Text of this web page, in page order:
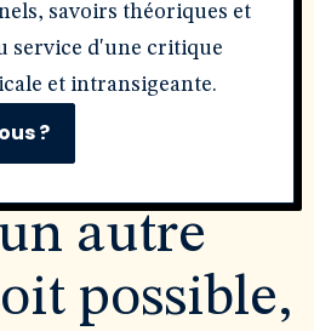
savoirs théoriques et
service d'une critique
et intransigeante.
?
autre
possible,